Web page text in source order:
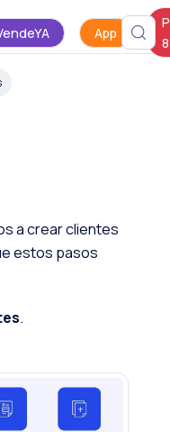
App
8
a crear clientes
estos pasos
.